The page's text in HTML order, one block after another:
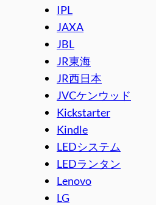
IPL
JAXA
JBL
JR東海
JR西日本
JVCケンウッド
Kickstarter
Kindle
LEDシステム
LEDランタン
Lenovo
LG